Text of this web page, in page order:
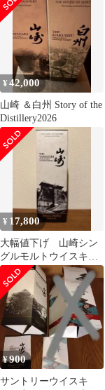
¥42,000
山崎 ＆白州 Story of the
Distillery2026
¥ 17,800
大幅値下げ 山崎シン
グルモルトウイスキー
2025
¥900
サントリーウイスキ